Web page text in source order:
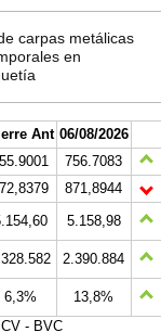
carpas metálicas
en
Ant 06/08/2026
756.7083
871,8944
5.158,98
2.390.884
6,3%
13,8%
- BVC